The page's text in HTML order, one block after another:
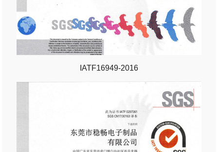
IATF16949-2016